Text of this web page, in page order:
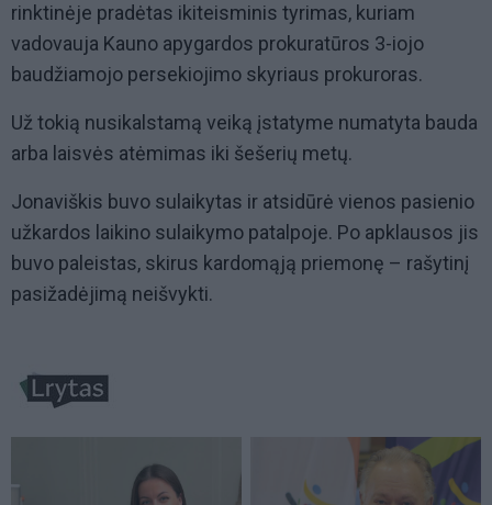
rinktinėje pradėtas ikiteisminis tyrimas, kuriam
vadovauja Kauno apygardos prokuratūros 3-iojo
baudžiamojo persekiojimo skyriaus prokuroras.
Už tokią nusikalstamą veiką įstatyme numatyta bauda
arba laisvės atėmimas iki šešerių metų.
Jonaviškis buvo sulaikytas ir atsidūrė vienos pasienio
užkardos laikino sulaikymo patalpoje. Po apklausos jis
buvo paleistas, skirus kardomąją priemonę – rašytinį
pasižadėjimą neišvykti.